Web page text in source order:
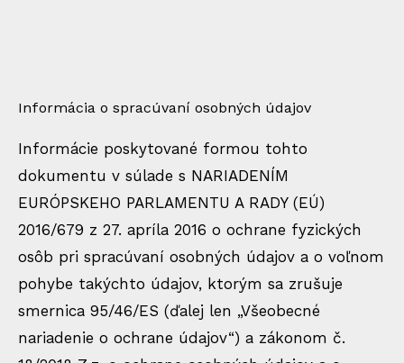
Informácia o spracúvaní osobných údajov
Informácie poskytované formou tohto
dokumentu v súlade s NARIADENÍM
EURÓPSKEHO PARLAMENTU A RADY (EÚ)
2016/679 z 27. apríla 2016 o ochrane fyzických
osôb pri spracúvaní osobných údajov a o voľnom
pohybe takýchto údajov, ktorým sa zrušuje
smernica 95/46/ES (ďalej len „Všeobecné
nariadenie o ochrane údajov“) a zákonom č.